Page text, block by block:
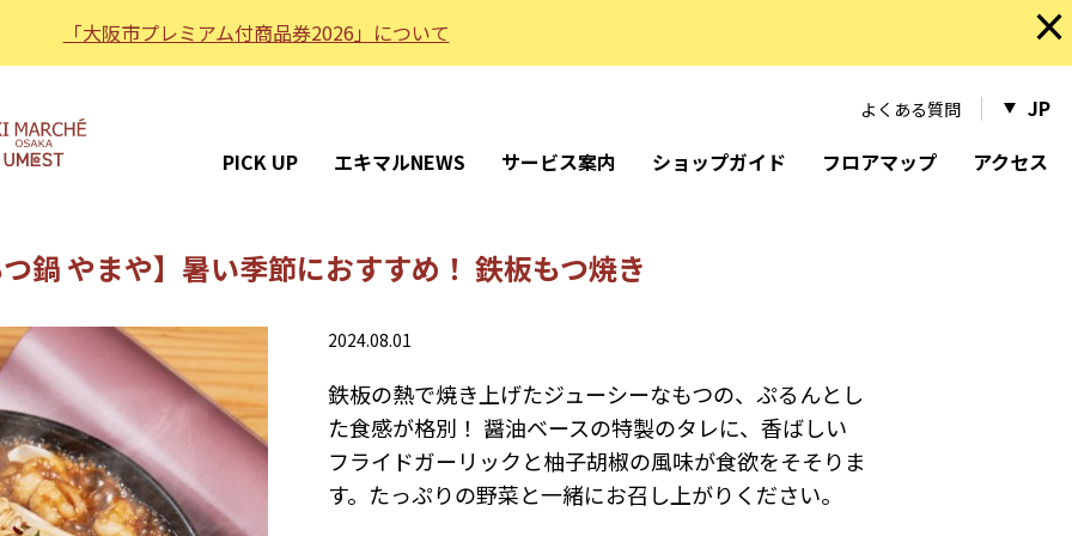
「大阪市プレミアム付商品券2026」について ×
よくある質問
JP
PICK UP
エキマルNEWS サービス案内 ショップガイド フロアマップ アクセス
鍋 やまや】暑い季節におすすめ！ 鉄板もつ焼き
2024.08.01
鉄板の熱で焼き上げたジューシーなもつの、ぷるんとし
た食感が格別！ 醤油ベースの特製のタレに、香ばしい
フライドガーリックと柚子胡椒の風味が食欲をそそりま
す。たっぷりの野菜と一緒にお召し上がりください。